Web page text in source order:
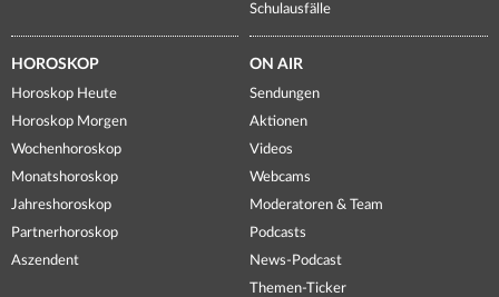
Schulausfälle
HOROSKOP
Horoskop Heute
Horoskop Morgen
Wochenhoroskop
Monatshoroskop
Jahreshoroskop
Partnerhoroskop
Aszendent
ON AIR
Sendungen
Aktionen
Videos
Webcams
Moderatoren & Team
Podcasts
News-Podcast
Themen-Ticker